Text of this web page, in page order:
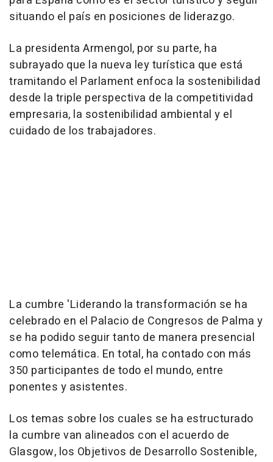
situando el país en posiciones de liderazgo.
La presidenta Armengol, por su parte, ha
subrayado que la nueva ley turística que está
tramitando el Parlament enfoca la sostenibilidad
desde la triple perspectiva de la competitividad
empresaria, la sostenibilidad ambiental y el
cuidado de los trabajadores.
La cumbre 'Liderando la transformación se ha
celebrado en el Palacio de Congresos de Palma y
se ha podido seguir tanto de manera presencial
como telemática. En total, ha contado con más
350 participantes de todo el mundo, entre
ponentes y asistentes.
Los temas sobre los cuales se ha estructurado
la cumbre van alineados con el acuerdo de
Glasgow, los Objetivos de Desarrollo Sostenible,